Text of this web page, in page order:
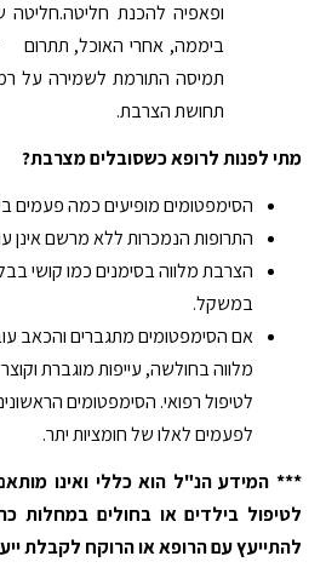
ביממה, אחרי האוכל, תתרום
תמיסה התורמת לשמירה על
תחושת הצרבת.
מתי לפנות לרופא כשסובלים מצרבת?
הסימפטומים מופיעים כמה פעמים
התרופות הנמכרות ללא מרשם אינן
הצרבת מלווה בסימנים כמו קושי
במשקל.
אם הסימפטומים מתגברים והכאב
מלווה בחולשה, עייפות מוגברת
לטיפול רפואי. הסימפטומים
לפעמים לאלו של חומציות יתר.
*** המידע הנ"ל הוא כללי ואינו
לטיפול בילדים או בחולים במחלות
להתייעץ עם הרופא או הרוקח לקבלת